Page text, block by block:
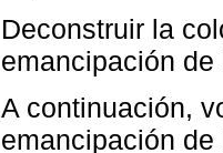
Deconstruir la
emancipación de
A continuación,
emancipación